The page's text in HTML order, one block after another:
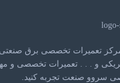
و . . . تعمیرات تخصصی و
سروو صنعت تجربه کنید.